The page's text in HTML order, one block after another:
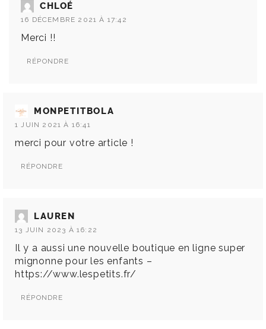
CHLOÉ
16 DÉCEMBRE 2021 À 17:42
Merci !!
RÉPONDRE
MONPETITBOLA
1 JUIN 2021 À 16:41
merci pour votre article !
RÉPONDRE
LAUREN
13 JUIN 2023 À 16:22
Il y a aussi une nouvelle boutique en ligne super
mignonne pour les enfants –
https://www.lespetits.fr/
RÉPONDRE